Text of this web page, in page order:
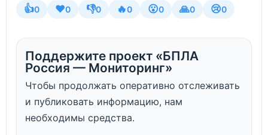
👍0 ❤️0 👎0 🔥0 😮0 🙏0 😢0
Поддержите проект «БПЛА
Россия — Мониторинг»
Чтобы продолжать оперативно отслеживать
и публиковать информацию, нам
необходимы средства.